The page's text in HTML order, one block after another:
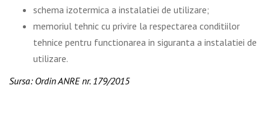
schema izotermica a instalatiei de utilizare;
memoriul tehnic cu privire la respectarea conditiilor
tehnice pentru functionarea in siguranta a instalatiei de
utilizare.
Sursa: Ordin ANRE nr. 179/2015